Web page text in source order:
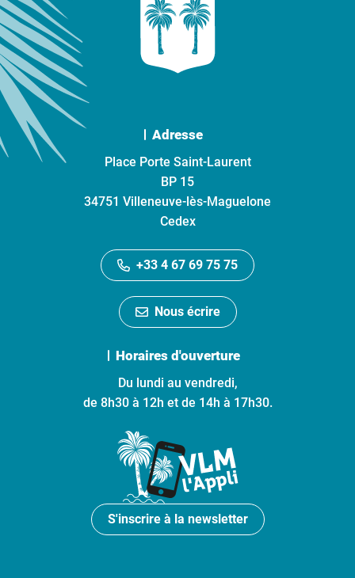
Adresse
Place Porte Saint-Laurent
BP 15
34751 Villeneuve-lès-Maguelone
Cedex
+33 4 67 69 75 75
Nous écrire
Horaires d'ouverture
Du lundi au vendredi,
de 8h30 à 12h et de 14h à 17h30.
S'inscrire à la newsletter